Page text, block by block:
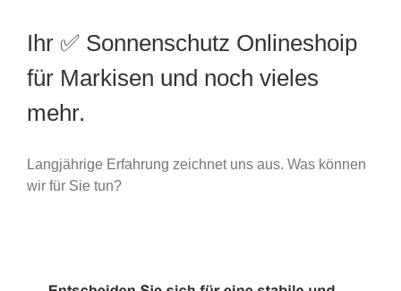
Ihr ✅ Sonnenschutz Onlineshoip
für Markisen und noch vieles
mehr.
Langjährige Erfahrung zeichnet uns aus. Was können
wir für Sie tun?